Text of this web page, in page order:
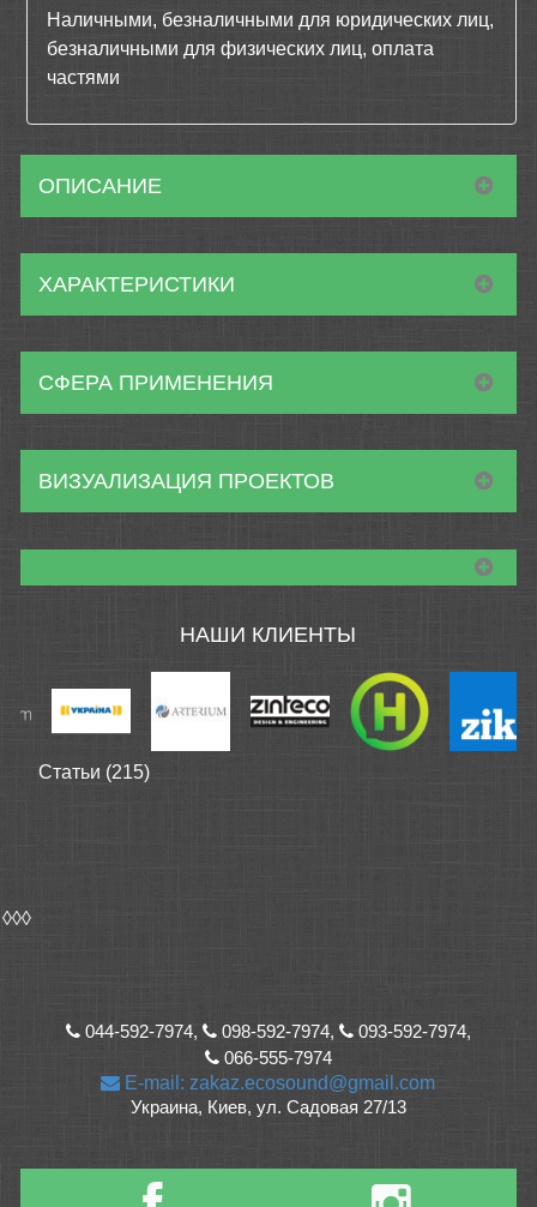
Наличными, безналичными для юридических лиц,
безналичными для физических лиц, оплата
частями
ОПИСАНИЕ
ХАРАКТЕРИСТИКИ
СФЕРА ПРИМЕНЕНИЯ
ВИЗУАЛИЗАЦИЯ ПРОЕКТОВ
НАШИ КЛИЕНТЫ
Статьи (215)
◊◊◊
044-592-7974, 098-592-7974,
093-592-7974,
066-555-7974
E-mail: zakaz.ecosound@gmail.com
Украина, Киев, ул. Садовая 27/13